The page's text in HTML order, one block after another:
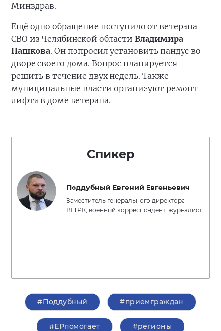
Минздрав.
Ещё одно обращение поступило от ветерана
СВО из Челябинской области Владимира
Пашкова. Он попросил установить пандус во
дворе своего дома. Вопрос планируется
решить в течение двух недель. Также
муниципальные власти организуют ремонт
лифта в доме ветерана.
Спикер
Поддубный Евгений Евгеньевич
Заместитель генерального директора
ВГТРК, военный корреспондент, журналист
#Поддубный #приемграждан
#ЕРпомогает #регионы